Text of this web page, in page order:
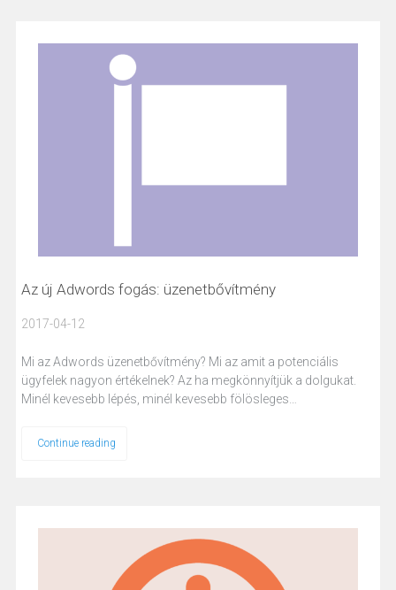
Az új Adwords fogás: üzenetbővítmény
2017-04-12
Mi az Adwords üzenetbővítmény? Mi az amit a potenciális
ügyfelek nagyon értékelnek? Az ha megkönnyítjük a dolgukat.
Minél kevesebb lépés, minél kevesebb fölösleges…
Continue reading